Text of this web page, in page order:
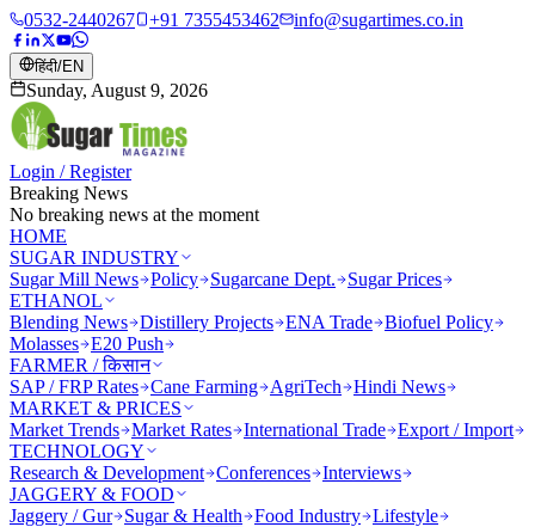
0532-2440267 +91 7355453462 info@sugartimes.co.in
हिंदी/EN
Sunday, August 9, 2026
Login / Register
Breaking News
No breaking news at the moment
HOME
SUGAR INDUSTRY
Sugar Mill News Policy Sugarcane Dept.
Sugar Prices
ETHANOL
Blending News Distillery Projects ENA Trade Biofuel Policy
Molasses E20 Push
FARMER / किसान
SAP / FRP Rates Cane Farming AgriTech
Hindi News
MARKET & PRICES
Market Trends Market Rates International Trade Export / Import
TECHNOLOGY
Research & Development Conferences Interviews
JAGGERY & FOOD
Jaggery / Gur
Sugar & Health Food Industry Lifestyle